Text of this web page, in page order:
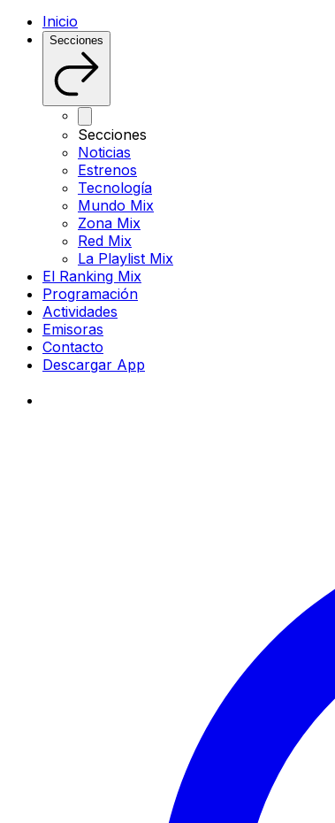
Inicio
Secciones
Secciones
Noticias
Estrenos
Tecnología
Mundo Mix
Zona Mix
Red Mix
La Playlist Mix
El Ranking Mix
Programación
Actividades
Emisoras
Contacto
Descargar App